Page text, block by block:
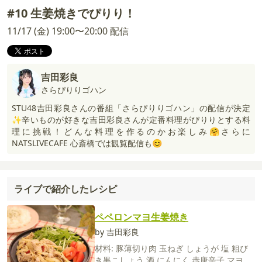
#10 生姜焼きでぴりり！
11/17 (金) 19:00〜20:00 配信
吉田彩良
さらぴりりゴハン
STU48吉田彩良さんの番組「さらぴりりゴハン」の配信が決定
✨辛いものが好きな吉田彩良さんが定番料理がぴりりとする料
理に挑戦！どんな料理を作るのかお楽しみ🤗さらに
NATSLIVECAFE 心斎橋では観覧配信も😊
ライブで紹介したレシピ
ペペロンマヨ生姜焼き
by 吉田彩良
材料: 豚薄切り肉 玉ねぎ しょうが 塩 粗び